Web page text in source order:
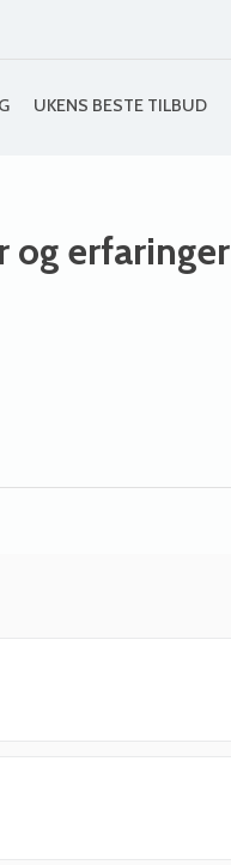
UKENS BESTE TILBUD
og erfaringer